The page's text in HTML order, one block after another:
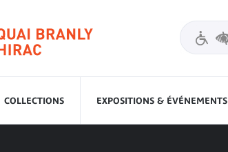
COLLECTIONS EXPOSITIONS & ÉVÉNEMENTS